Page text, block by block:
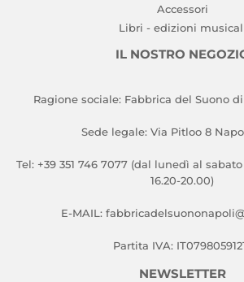
Accessori
Libri - edizioni
IL NOSTRO
Ragione sociale: Fabbrica del Suono
Sede legale: Via Pitloo 8
Tel: +39 351 746 7077 (dal lunedì al sabato
16.20-20.00)
E-MAIL:
Partita IVA:
NEWSLETTER